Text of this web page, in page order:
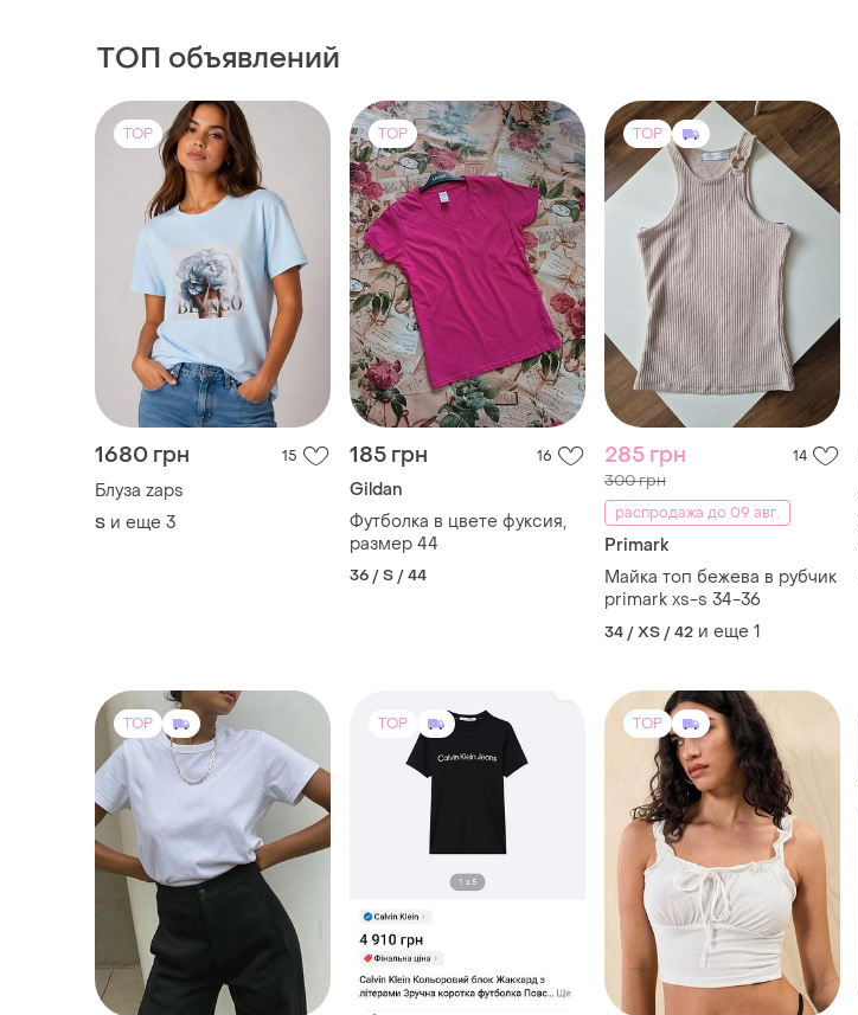
ТОП объявлений
TOP
1680 грн 15
Блуза zaps
S и еще 3
TOP
185 грн 16
Gildan
Футболка в цвете фуксия,
размер 44
36 / S / 44
TOP
285 грн 14
300 грн
распродажа до 09 авг.
Primark
Майка топ бежева в рубчик
primark xs-s 34-36
34 / XS / 42 и еще 1
TOP TOP TOP